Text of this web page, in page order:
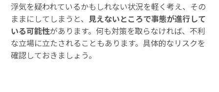
浮気を疑われているかもしれない状況を軽く考え、その
ままにしてしまうと、 見えないところで事態が進行して
いる可能性があります。何も対策を取らなければ、不利
な立場に立たされることもあります。具体的なリスクを
確認しておきましょう。